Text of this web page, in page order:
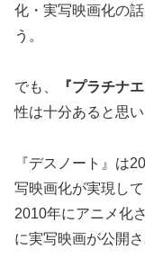
化・実写映画化の
う。
でも、 『プラチナエ
性は十分あると思い
『デスノート』は
写映画化が実現し
2010年にアニメ化
に実写映画が公開さ